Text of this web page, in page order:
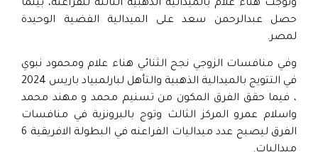
وتوجت هناء علام بالميدالية الذهبية الثالثة للفراعنة، بينما
حصل عبدالرحمن سعد على الميدالية الفضية الوحيدة
لمصر.
وفي منافسات الزوجي نجح الثنائي هناء علام ومحمود نبوي
في التتويج بالميدالية الذهبية والتأهل لبارلمبياد باريس 2024
، فيما حقق الفرق المكون من تسنيم محمد و مهند محمد
واسلام عمرو المركز الثالث وتوج بالبرونزية في منافسات
الفرق ليصبح عدد ميداليات الفراعنه في البطولة الافريقية 6